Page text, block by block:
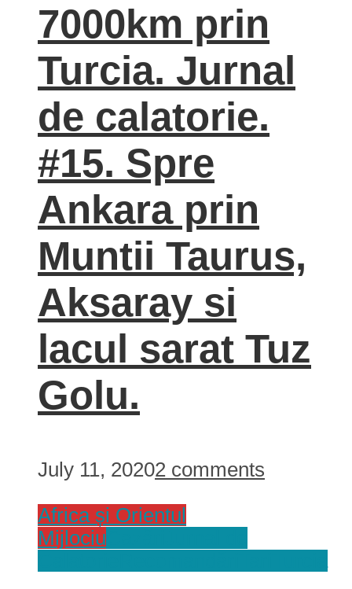
7000km prin
Turcia. Jurnal
de calatorie.
#15. Spre
Ankara prin
Muntii Taurus,
Aksaray si
lacul sarat Tuz
Golu.
July 11, 20202 comments
Africa și Orientul
Mijlociu